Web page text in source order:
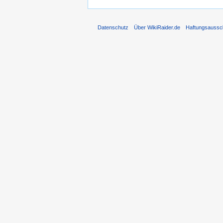
Datenschutz Über WikiRaider.de